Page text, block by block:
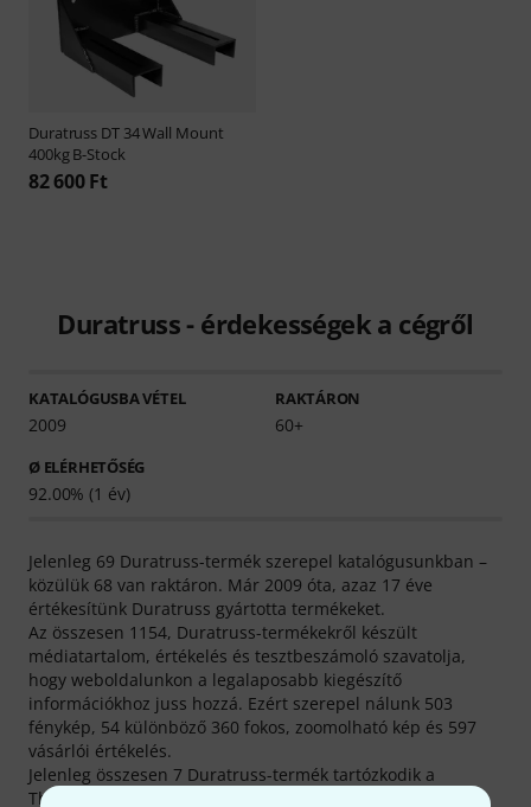
Duratruss DT 34 Wall Mount
400kg B-Stock
82 600 Ft
Duratruss - érdekességek a cégről
KATALÓGUSBA VÉTEL
2009
RAKTÁRON
60+
Ø ELÉRHETŐSÉG
92.00% (1 év)
Jelenleg 69 Duratruss-termék szerepel katalógusunkban –
közülük 68 van raktáron. Már 2009 óta, azaz 17 éve
értékesítünk Duratruss gyártotta termékeket.
Az összesen 1154, Duratruss-termékekről készült
médiatartalom, értékelés és tesztbeszámoló szavatolja,
hogy weboldalunkon a legalaposabb kiegészítő
információkhoz juss hozzá. Ezért szerepel nálunk 503
fénykép, 54 különböző 360 fokos, zoomolható kép és 597
vásárlói értékelés.
Jelenleg összesen 7 Duratruss-termék tartózkodik a
Thomann legkeresettebb termékei közt, az alábbi